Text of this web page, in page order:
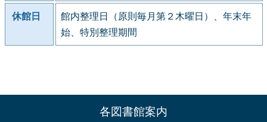
休館日
館内整理日（原則毎月第２木曜日）、年末年
始、特別整理期間
各図書館案内